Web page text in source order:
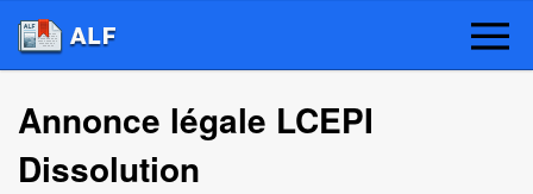
Annonce légale LCEPI
Dissolution